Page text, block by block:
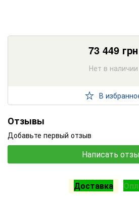
73 449 грн
Нет в наличии
В
Отзывы
Добавьте первый отзыв
Написать
Доставка